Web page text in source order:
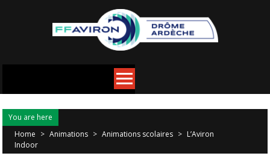
You are here
Home > Animations > Animations scolaires > L’Aviron
Indoor